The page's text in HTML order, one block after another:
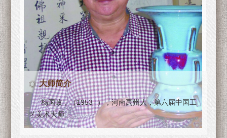
大师简介
杨国政，（1953- ），河南禹州人，第六届中国工
艺美术大师。